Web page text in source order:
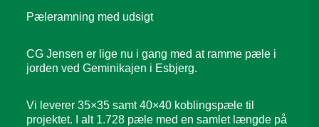
Pæleramning med udsigt
CG Jensen er lige nu i gang med at ramme pæle i
jorden ved Geminikajen i Esbjerg.
Vi leverer 35×35 samt 40×40 koblingspæle til
projektet. I alt 1.728 pæle med en samlet længde på